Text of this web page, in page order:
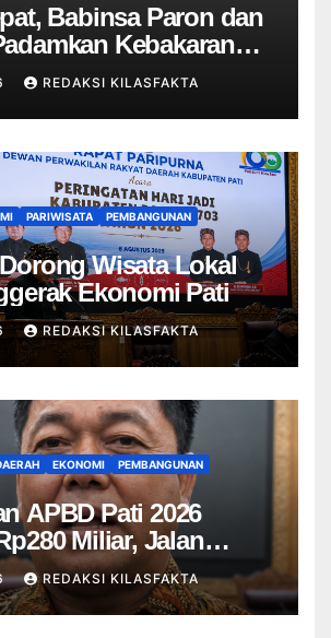
Babinsa Paron dan
Kebakaran
Akibat Korsleting
REDAKSI KILASFAKTA
PARIWISATA
PEMBANGUNAN
Wisata Lokal
Ekonomi Pati
REDAKSI KILASFAKTA
EKONOMI
PEMBANGUNAN
APBD Pati 2026
Miliar, Jalan
Prioritas
REDAKSI KILASFAKTA